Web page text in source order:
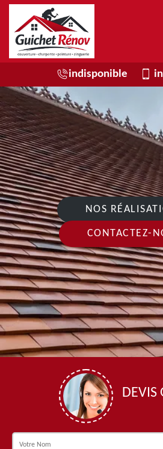
indisponible
NOS
CONTACTEZ-
DEVIS